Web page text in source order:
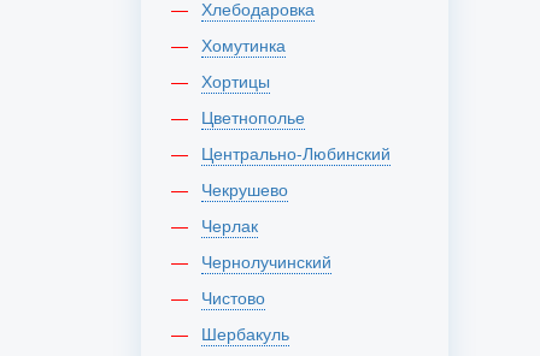
Хлебодаровка
Хомутинка
Хортицы
Цветнополье
Центрально-Любинский
Чекрушево
Черлак
Чернолучинский
Чистово
Шербакуль